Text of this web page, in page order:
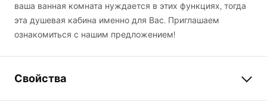
ваша ванная комната нуждается в этих функциях, тогда
эта душевая кабина именно для Вас. Приглашаем
ознакомиться с нашим предложением!
Свойства